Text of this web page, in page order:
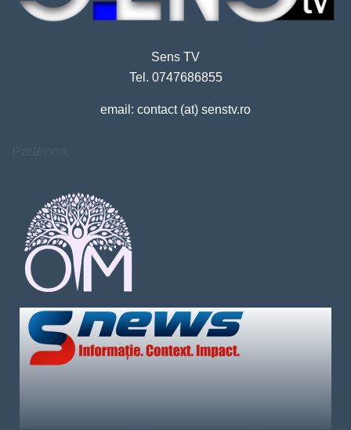
Sens TV
Tel. 0747686855
email: contact (at) senstv.ro